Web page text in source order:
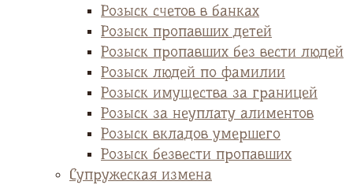
Розыск счетов в банках
Розыск пропавших детей
Розыск пропавших без вести людей
Розыск людей по фамилии
Розыск имущества за границей
Розыск за неуплату алиментов
Розыск вкладов умершего
Розыск безвести пропавших
Супружеская измена